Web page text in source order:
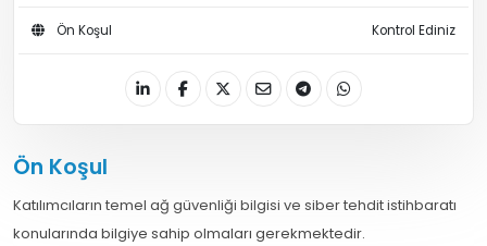
Ön Koşul Kontrol Ediniz
Ön Koşul
Katılımcıların temel ağ güvenliği bilgisi ve siber tehdit istihbaratı
konularında bilgiye sahip olmaları gerekmektedir.